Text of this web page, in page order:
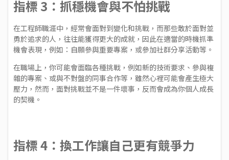
指標 3：抓穩機會與不怕挑戰
在工程師職涯中，經常會面對到變化和挑戰，而那些敢於面對並
勇於追求的人，往往能獲得更大的成就，因此在適當的時機抓準
機會表現，例如：自願參與重要專案，或參加社群分享活動等。
在職場上，你可能會面臨各種挑戰，例如新的技術要求、參與複
雜的專案、或與不對盤的同事合作等，雖然心裡可能會產生極大
壓力，然而，面對挑戰並不是一件壞事，反而會成為你個人成長
的契機。
指標 4：換工作讓自己更有競爭力